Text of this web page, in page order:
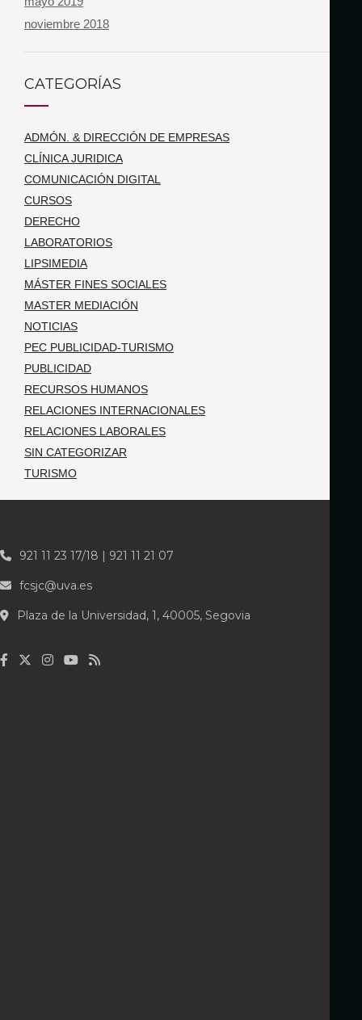
noviembre 2018
CATEGORÍAS
ADMÓN. & DIRECCIÓN DE EMPRESAS
CLÍNICA JURIDICA
COMUNICACIÓN DIGITAL
CURSOS
DERECHO
LABORATORIOS
LIPSIMEDIA
MÁSTER FINES SOCIALES
MASTER MEDIACIÓN
NOTICIAS
PEC PUBLICIDAD-TURISMO
PUBLICIDAD
RECURSOS HUMANOS
RELACIONES INTERNACIONALES
RELACIONES LABORALES
SIN CATEGORIZAR
TURISMO
921 11 23 17/18 | 921 11 21 07
fcsjc@uva.es
Plaza de la Universidad, 1, 40005, Segovia